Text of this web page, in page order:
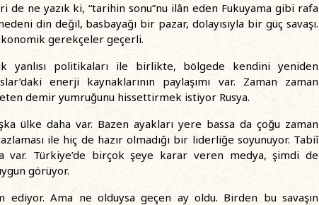
de ne yazık ki, “tarihin sonu”nu ilân eden Fukuyama gibi rafa
din değil, basbayağı bir pazar, dolayısıyla bir güç savaşı.
gerekçeler geçerli.
yanlısı politikaları ile birlikte, bölgede kendini yeniden
enerji kaynaklarının paylaşımı var. Zaman zaman
demir yumruğunu hissettirmek istiyor Rusya.
ülke daha var. Bazen ayakları yere bassa da çoğu zaman
ile hiç de hazır olmadığı bir liderliğe soyunuyor. Tabiî
var. Türkiye’de birçok şeye karar veren medya, şimdi de
görüyor.
ediyor. Ama ne olduysa geçen ay oldu. Birden bu savaşın